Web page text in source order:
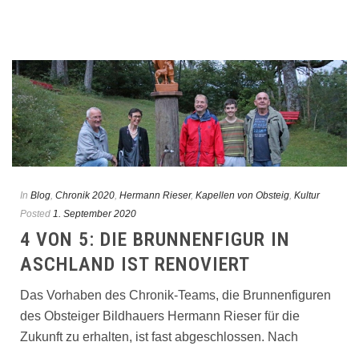
In Blog Chronik 2020 Hermann Rieser, Kapellen von Obsteig Kultur
Posted 1. September 2020
4 VON 5: DIE BRUNNENFIGUR IN
ASCHLAND IST RENOVIERT
Das Vorhaben des Chronik-Teams, die Brunnenfiguren
des Obsteiger Bildhauers Hermann Rieser für die
Zukunft zu erhalten, ist fast abgeschlossen. Nach